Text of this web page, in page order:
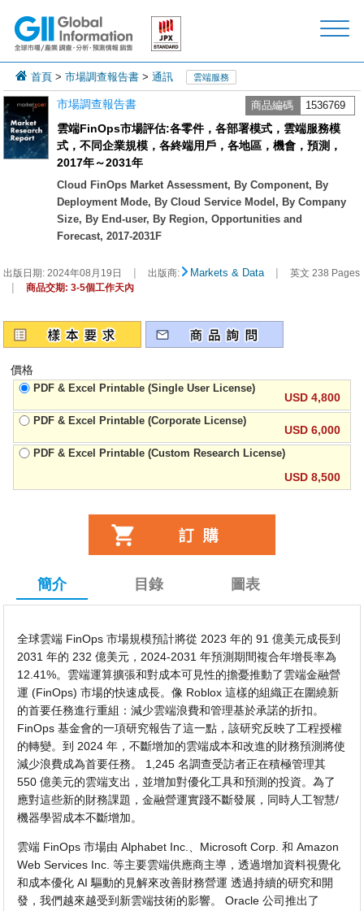
首頁 >市場調查報告書 >通訊 雲端服務
市場調查報告書 商品編碼 1536769
雲端FinOps市場評估:各零件，各部署模式，雲端服務模
式，不同企業規模，各終端用戶，各地區，機會，預測，
2017年～2031年
Cloud FinOps Market Assessment, By Component, By
Deployment Mode, By Cloud Service Model, By Company
Size, By End-user, By Region, Opportunities and
Forecast, 2017-2031F
出版日期:2024年08月19日 | 出版商: Markets & Data | 英文 238 Pages
| 商品交期: 3-5個工作天內
價格
PDF & Excel Printable (Single User License)
USD 4,800
PDF & Excel Printable (Corporate License)
USD 6,000
PDF & Excel Printable (Custom Research License)
USD 8,500
簡介 目錄 圖表
全球雲端 FinOps 市場規模預計將從 2023 年的 91 億美元成長到
2031 年的 232 億美元，2024-2031 年預測期間複合年增長率為
12.41%。雲端運算擴張和對成本可見性的擔憂推動了雲端金融營
運 (FinOps) 市場的快速成長。像 Roblox 這樣的組織正在圍繞新
的首要任務進行重組：減少雲端浪費和管理基於承諾的折扣。
FinOps 基金會的一項研究報告了這一點，該研究反映了工程授權
的轉變。到 2024 年，不斷增加的雲端成本和改進的財務預測將使
減少浪費成為首要任務。 1,245 名調查受訪者正在積極管理其
550 億美元的雲端支出，並增加對優化工具和預測的投資。為了
應對這些新的財務課題，金融營運實踐不斷發展，同時人工智慧/
機器學習成本不斷增加。
雲端 FinOps 市場由 Alphabet Inc.、Microsoft Corp. 和 Amazon
Web Services Inc. 等主要雲端供應商主導，透過增加資料視覺化
和成本優化 AI 驅動的見解來改善財務營運 透過持續的研究和開
發，我們越來越受到新雲端技術的影響。 Oracle 公司推出了